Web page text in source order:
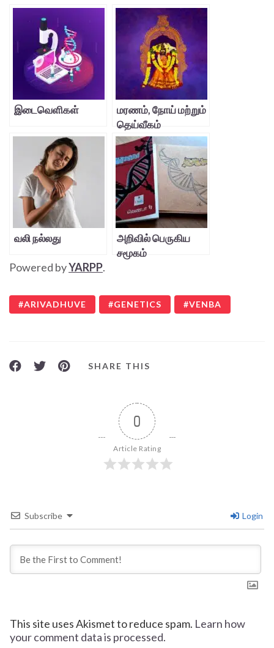
இடைவெளிகள்
மரணம், நோய் மற்றும்
தெய்வீகம்
வலி நல்லது
அறிவில் பெருகிய
சமூகம்
Powered byYARPP.
ARIVADHUVE GENETICS VENBA
SHARE THIS
0
Article Rating
Subscribe Login
This site uses Akismet to reduce spam. Learn how
your comment data is processed.